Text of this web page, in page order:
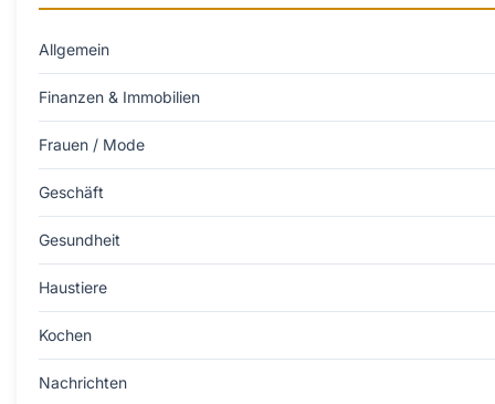
Allgemein
Finanzen & Immobilien
Frauen / Mode
Geschäft
Gesundheit
Haustiere
Kochen
Nachrichten